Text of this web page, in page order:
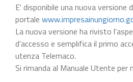
E' disponibile una nuova versione
portale
La nuova versione ha rivisto
d'accesso e semplifica il primo
utenza Telemaco.
Si rimanda al Manuale Utente